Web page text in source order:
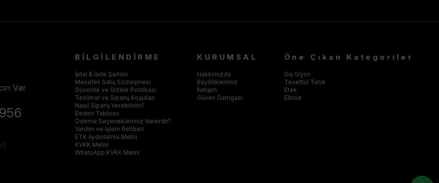
Var
BİLGİLENDİRME
İptal & İade Şartları
Mesafeli Satış Sözleşmesi
Güvenlik ve Gizlilik Politikası
Teslimat ve Sipariş Koşulları
Nasıl Sipariş Verebilirim?
Beden Tablosu
Ödeme Seçeneklerimiz Nelerdir?
Yardım ve İşlem Rehberi
ETK Aydınlatma Metni
KVKK Metni
WhatsApp KVKK Metni
KURUMSAL
Hakkımızda
Bayililiklerimiz
İletişim
Güven Damgası
Öne Çıkan Kategoriler
Dış Giyim
Tesettür Tunik
Etek
Elbise